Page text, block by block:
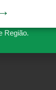
Região.